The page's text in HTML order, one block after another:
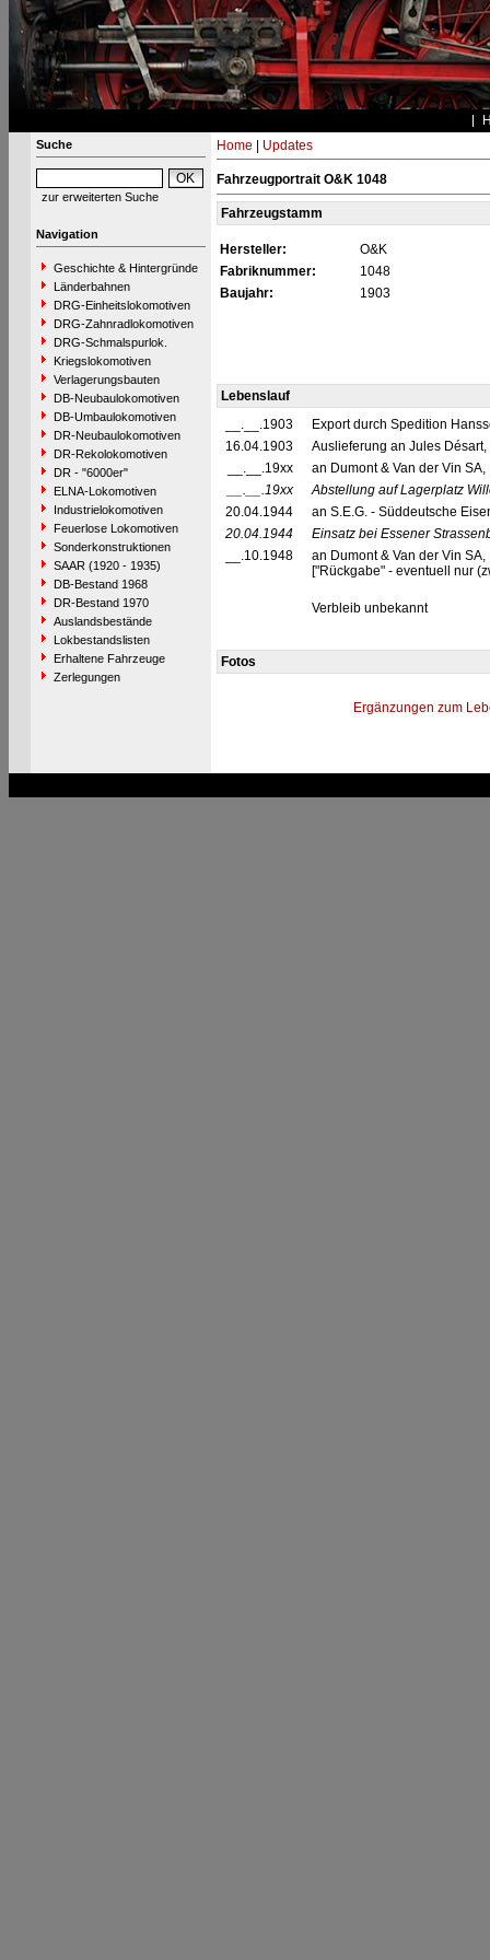
Suche
zur erweiterten Suche
Navigation
Geschichte & Hintergründe
Länderbahnen
DRG-Einheitslokomotiven
DRG-Zahnradlokomotiven
DRG-Schmalspurlok.
Kriegslokomotiven
Verlagerungsbauten
DB-Neubaulokomotiven
DB-Umbaulokomotiven
DR-Neubaulokomotiven
DR-Rekolokomotiven
DR - "6000er"
ELNA-Lokomotiven
Industrielokomotiven
Feuerlose Lokomotiven
Sonderkonstruktionen
SAAR (1920 - 1935)
DB-Bestand 1968
DR-Bestand 1970
Auslandsbestände
Lokbestandslisten
Erhaltene Fahrzeuge
Zerlegungen
Home Updates
Fahrzeugportrait O&K 1048
Fahrzeugstamm
Hersteller:
O&K
Fabriknummer:
1048
Baujahr:
1903
Lebenslauf
__.__.1903
Export durch Spedition
16.04.1903
Auslieferung an Jules
__.__.19xx
an Dumont & Van der Vin
__.__.19xx
Abstellung auf Lagerplatz
20.04.1944
an S.E.G. - Süddeutsche
20.04.1944
Einsatz bei Essener
__.10.1948
an Dumont & Van der Vin
["Rückgabe" - eventuell nur
Verbleib unbekannt
Fotos
Ergänzungen zum